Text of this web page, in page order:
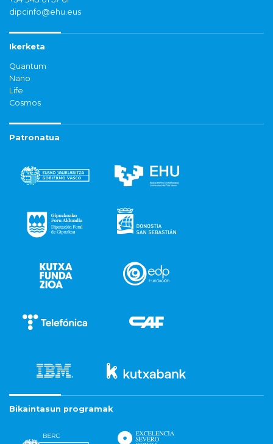
dipcinfo@ehu.eus
Ikerketa
Quantum
Nano
Life
Cosmos
Patronatua
Bikaintasun programak